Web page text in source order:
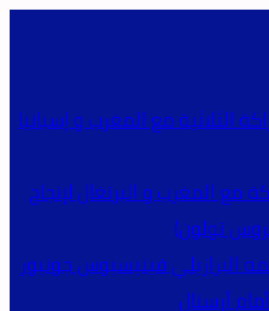
الثلاثية مع المغرب و إسبانيا
مع المغرب و البرتغال لإنجاح
البرازيلي فينيسيوس جونيور